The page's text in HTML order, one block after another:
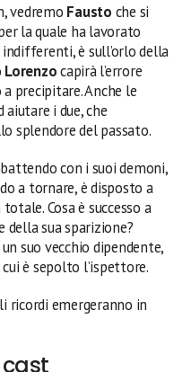
vedremo Fausto che si
la quale ha lavorato
è sull’orlo della
Lorenzocapirà l’errore
precipitare. Anche le
i due, che
splendore del passato.
con i suoi demoni,
a tornare, è disposto a
Cosa è successo a
della sua sparizione?
un suo vecchio dipendente,
è sepolto l’ispettore.
ricordi emergeranno in